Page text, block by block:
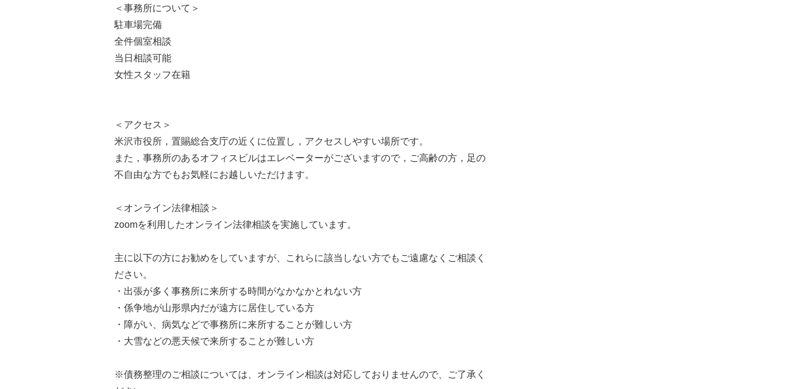
＜事務所について＞
駐車場完備
全件個室相談
当日相談可能
女性スタッフ在籍
＜アクセス＞
米沢市役所，置賜総合支庁の近くに位置し，アクセスしやすい場所です。
また，事務所のあるオフィスビルはエレベーターがございますので，ご高齢の方，足の
不自由な方でもお気軽にお越しいただけます。
＜オンライン法律相談＞
zoomを利用したオンライン法律相談を実施しています。
主に以下の方にお勧めをしていますが、これらに該当しない方でもご遠慮なくご相談く
ださい。
・出張が多く事務所に来所する時間がなかなかとれない方
・係争地が山形県内だが遠方に居住している方
・障がい、病気などで事務所に来所することが難しい方
・大雪などの悪天候で来所することが難しい方
※債務整理のご相談については、オンライン相談は対応しておりませんので、ご了承く